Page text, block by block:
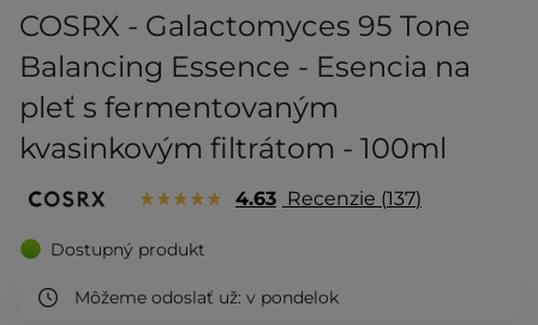
COSRX - Galactomyces 95 Tone
Balancing Essence - Esencia na
pleť s fermentovaným
kvasinkovým filtrátom - 100ml
4.63 Recenzie 137
Dostupný produkt
Môžeme odoslať už: v pondelok